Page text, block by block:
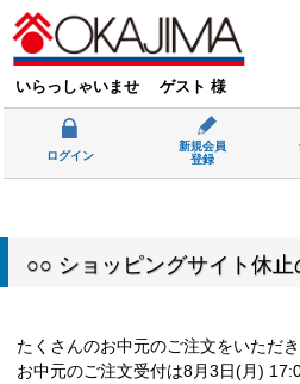
いらっしゃいませ ゲスト 様
ログイン
新規会員
登録
○○ ショッピングサイト休
たくさんのお中元のご注文をいただ
お中元のご注文受付は8月3日(月)